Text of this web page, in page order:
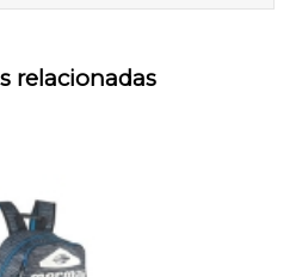
relacionadas